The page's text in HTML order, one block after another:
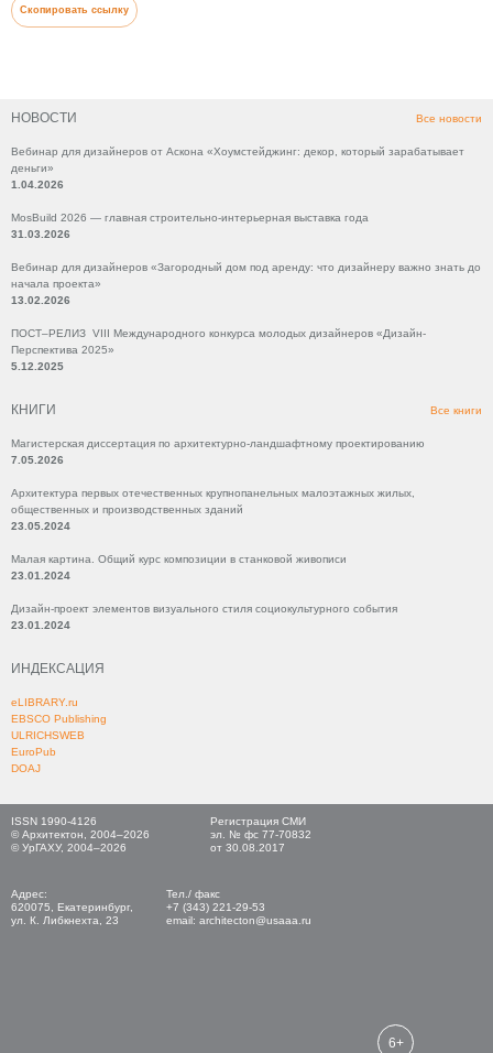
НОВОСТИ Все новости
Вебинар для дизайнеров от Аскона «Хоумстейджинг: декор, который зарабатывает
деньги»
1.04.2026
MosBuild 2026 — главная строительно-интерьерная выставка года
31.03.2026
Вебинар для дизайнеров «Загородный дом под аренду: что дизайнеру важно знать до
начала проекта»
13.02.2026
ПОСТ–РЕЛИЗ VIII Международного конкурса молодых дизайнеров «Дизайн-
Перспектива 2025»
5.12.2025
КНИГИ Все книги
Магистерская диссертация по архитектурно-ландшафтному проектированию
7.05.2026
Архитектура первых отечественных крупнопанельных малоэтажных жилых,
общественных и производственных зданий
23.05.2024
Малая картина. Общий курс композиции в станковой живописи
23.01.2024
Дизайн-проект элементов визуального стиля социокультурного события
23.01.2024
ИНДЕКСАЦИЯ
eLIBRARY.ru
EBSCO Publishing
ULRICHSWEB
EuroPub
DOAJ
Скопировать ссылку
ISSN 1990-4126
© Архитектон, 2004–2026
© УрГАХУ, 2004–2026
Регистрация СМИ
эл. № фс 77-70832
от 30.08.2017
Адрес:
620075, Екатеринбург,
ул. К. Либкнехта, 23
Тел./ факс
+7 (343) 221-29-53
email: architecton@usaaa.ru
6+